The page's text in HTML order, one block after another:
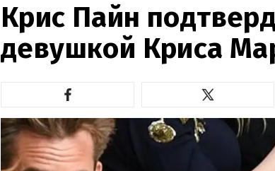
Крис Пайн
девушкой Криса